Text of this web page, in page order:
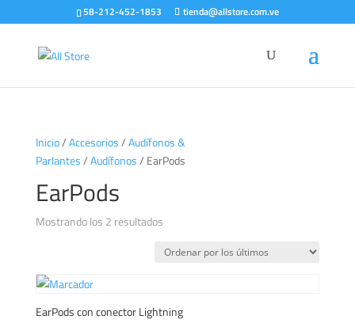
58-212-452-1853 tienda@allstore.com.ve
Inicio/Accesorios/Audífonos &
Parlantes/Audífonos/ EarPods
EarPods
Mostrando los 2 resultadosOrdenado
los
EarPods con conector Lightning